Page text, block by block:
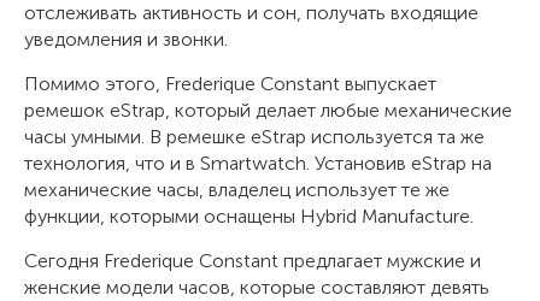
отслеживать активность и сон, получать входящие
уведомления и звонки.
Помимо этого, Frederique Constant выпускает
ремешок eStrap, который делает любые механические
часы умными. В ремешке eStrap используется та же
технология, что и в Smartwatch. Установив eStrap на
механические часы, владелец использует те же
функции, которыми оснащены Hybrid Manufacture.
Сегодня Frederique Constant предлагает мужские и
женские модели часов, которые составляют девять